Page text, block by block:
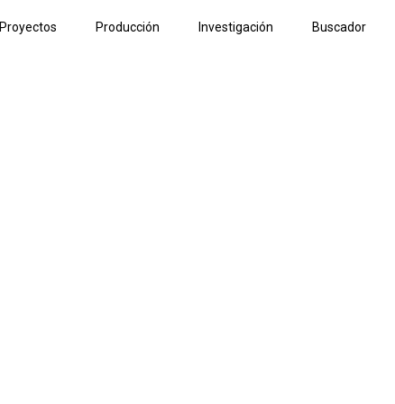
Proyectos Producción Investigación Buscador